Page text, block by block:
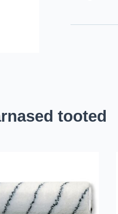
tooted